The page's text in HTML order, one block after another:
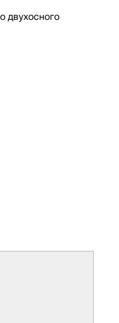
двухосного